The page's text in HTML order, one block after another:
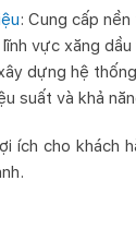
: Cung cấp
vực xăng
dựng hệ
suất và khả
ích cho khách